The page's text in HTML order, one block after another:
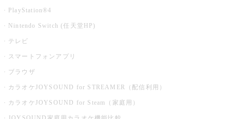
PlayStation®4
Nintendo Switch (任天堂HP)
テレビ
スマートフォンアプリ
ブラウザ
カラオケJOYSOUND for STREAMER（配信利用）
カラオケJOYSOUND for Steam（家庭用）